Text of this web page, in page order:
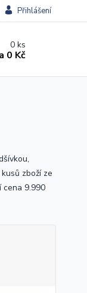
Přihlášení
0ks
0 Kč
zboží ze
cena 9.990